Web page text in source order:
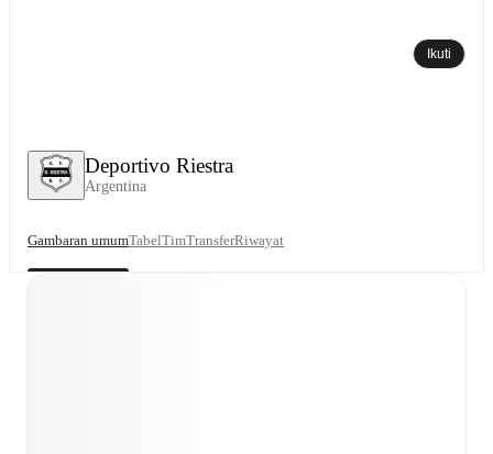
Deportivo Riestra
Argentina
Ikuti
Gambaran umumTabelTimTransferRiwayat